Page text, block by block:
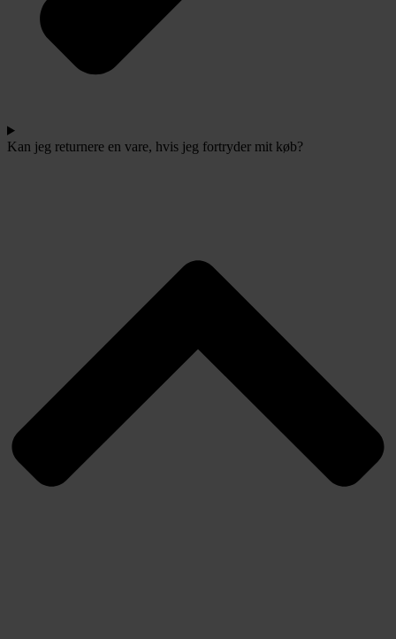
Kan jeg returnere en vare, hvis jeg fortryder mit køb?